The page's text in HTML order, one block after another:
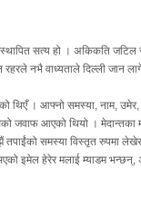
सत्य हो । अकिकति जटिल
नभै वाध्यताले दिल्ली जान
थिएँ । आफ्नो समस्या, नाम,
जवाफ आएको थियो ।
तपाईंको समस्या विस्तृत रुपमा
इमेल हेरेर मलाई म्याडम